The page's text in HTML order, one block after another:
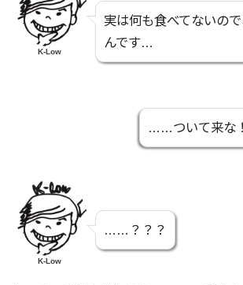
K-Low
実は何も食べてないの
んです…
……ついて来な！
K-Low
……？？？